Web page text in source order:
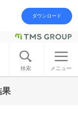
カウント登録
ダウンロード
検索 メニュー
果